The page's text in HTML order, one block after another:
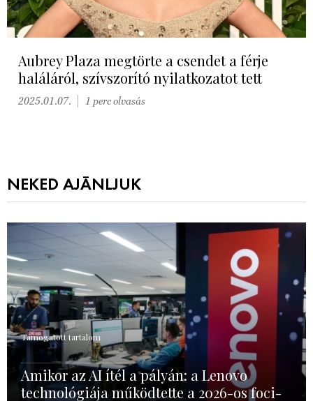
Aubrey Plaza megtörte a csendet a férje
haláláról, szívszorító nyilatkozatot tett
2025.01.07. 1 perc olvasás
NEKED AJÁNLJUK
Támogatott tartalom
Amikor az AI ítél a pályán: a Lenovo
technológiája működtette a 2026-os foci-